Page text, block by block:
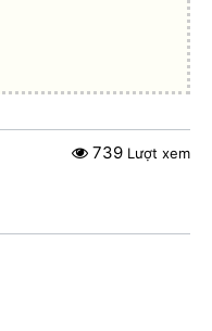
739 Lượt xem